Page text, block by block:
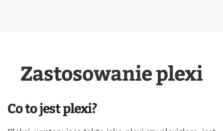
Zastosowanie plexi
Co to jest plexi?